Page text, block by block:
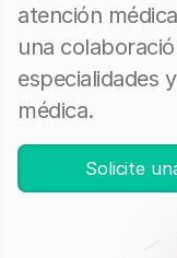
atención
una
especialidades
médica.
Solicite